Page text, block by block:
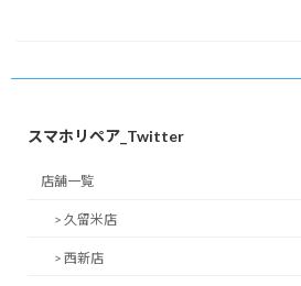
スマホリペア_Twitter
店舗一覧
> 久留米店
> 西新店